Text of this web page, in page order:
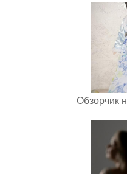
Обзорчик